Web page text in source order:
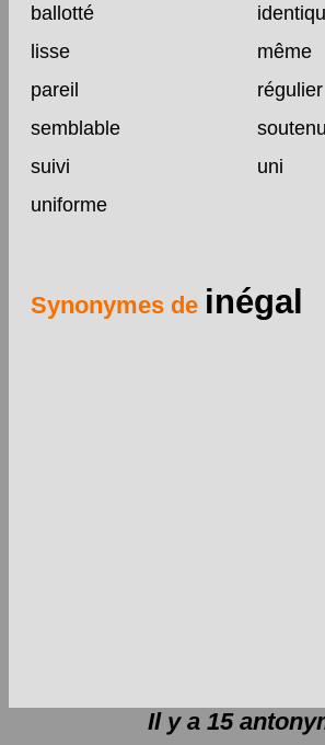
ballotté
lisse
même
pareil
régulier
semblable
soutenu
suivi
uni
uniforme
Synonymes de inégal
Il y a 15